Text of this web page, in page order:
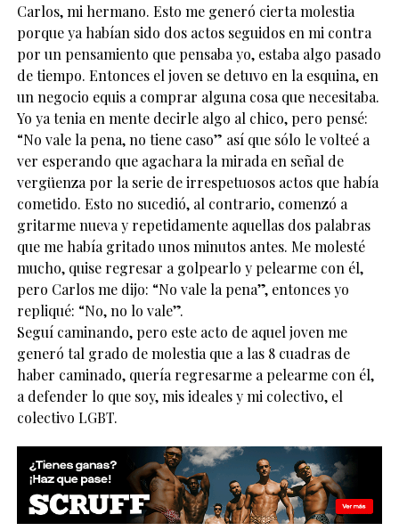
Carlos, mi hermano. Esto me generó cierta molestia
porque ya habían sido dos actos seguidos en mi contra
por un pensamiento que pensaba yo, estaba algo pasado
de tiempo. Entonces el joven se detuvo en la esquina, en
un negocio equis a comprar alguna cosa que necesitaba.
Yo ya tenia en mente decirle algo al chico, pero pensé:
“No vale la pena, no tiene caso” así que sólo le volteé a
ver esperando que agachara la mirada en señal de
vergüenza por la serie de irrespetuosos actos que había
cometido. Esto no sucedió, al contrario, comenzó a
gritarme nueva y repetidamente aquellas dos palabras
que me había gritado unos minutos antes. Me molesté
mucho, quise regresar a golpearlo y pelearme con él,
pero Carlos me dijo: “No vale la pena”, entonces yo
repliqué: “No, no lo vale”.
Seguí caminando, pero este acto de aquel joven me
generó tal grado de molestia que a las 8 cuadras de
haber caminado, quería regresarme a pelearme con él,
a defender lo que soy, mis ideales y mi colectivo, el
colectivo LGBT.